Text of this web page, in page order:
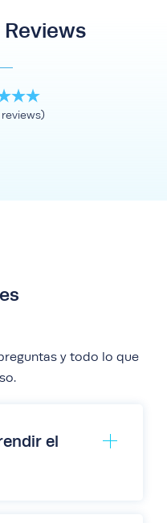
y todo lo que
el